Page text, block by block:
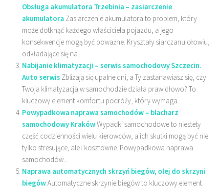
Obsługa akumulatora Trzebinia – zasiarczenie
akumulatora Zasiarczenie akumulatora to problem, który
może dotknąć każdego właściciela pojazdu, a jego
konsekwencje mogą być poważne. Kryształy siarczanu ołowiu,
odkładające się na...
Nabijanie klimatyzacji – serwis samochodowy Szczecin.
Auto serwis Zbliżają się upalne dni, a Ty zastanawiasz się, czy
Twoja klimatyzacja w samochodzie działa prawidłowo? To
kluczowy element komfortu podróży, który wymaga...
Powypadkowa naprawa samochodów – blacharz
samochodowy KrakówWypadki samochodowe to niestety
część codzienności wielu kierowców, a ich skutki mogą być nie
tylko stresujące, ale i kosztowne. Powypadkowa naprawa
samochodów...
Naprawa automatycznych skrzyń biegów, olej do skrzyni
biegówAutomatyczne skrzynie biegów to kluczowy element